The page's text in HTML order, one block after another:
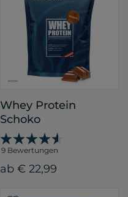
Whey Protein
Schoko
9 Bewertungen
ab € 22,99